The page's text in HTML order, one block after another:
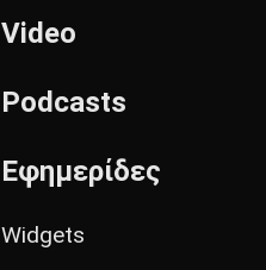
Video
Podcasts
Εφημερίδες
Widgets